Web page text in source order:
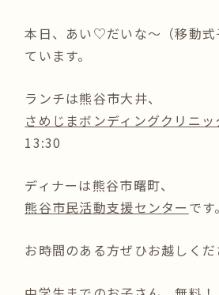
本日、あい♡だいな～（移動式
ています。
ランチは熊谷市大井、
さめじまボンディングクリニッ
13:30
ディナーは熊谷市曙町、
熊谷市民活動支援センター で
お時間のある方ぜひお越しくだ